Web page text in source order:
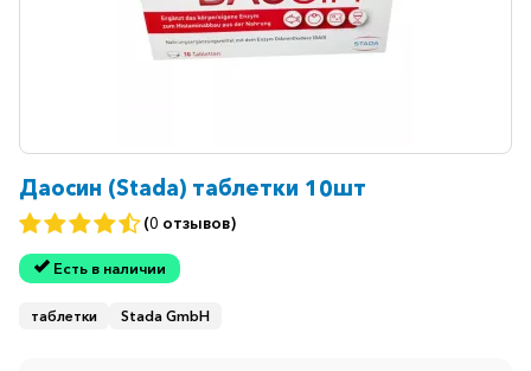
Даосин (Stada) таблетки 10шт
(0 отзывов)
Есть в наличии
таблетки Stada GmbH